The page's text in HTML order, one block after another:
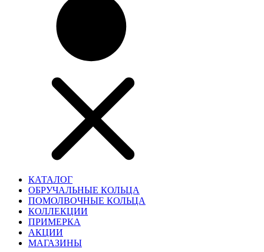
КАТАЛОГ
ОБРУЧАЛЬНЫЕ КОЛЬЦА
ПОМОЛВОЧНЫЕ КОЛЬЦА
КОЛЛЕКЦИИ
ПРИМЕРКА
АКЦИИ
МАГАЗИНЫ